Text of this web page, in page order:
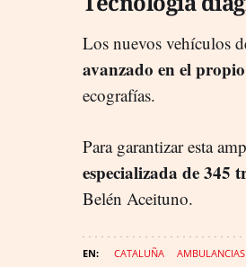
Los nuevos vehículos
avanzado en el
ecografías.
Para garantizar esta
especializada de 345
Belén Aceituno.
CATALUÑA AMBULANCIAS